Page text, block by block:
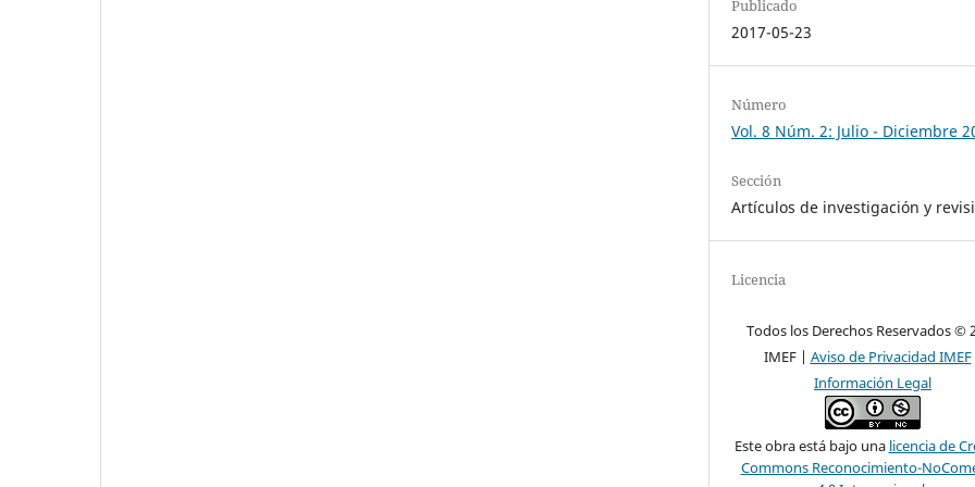
Publicado
2017-05-23
Número
Vol. 8 Núm. 2: Julio - Diciembre
Sección
Artículos de investigación y
Licencia
Todos los Derechos Reservados ©
IMEF | Aviso de Privacidad IMEF
Información Legal
Este obra está bajo una licencia de
Commons Reconocimiento-